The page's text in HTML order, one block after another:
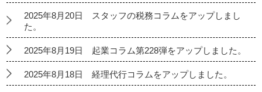
2025年8月20日 スタッフの税務コラムをアップしまし
た。
2025年8月19日 起業コラム第228弾をアップしました。
2025年8月18日 経理代行コラムをアップしました。